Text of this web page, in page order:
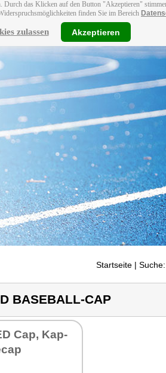
das Klicken auf den Button "Akzeptieren"
finden Sie im Bereich
zulassen Akzeptieren
Startseite | Suche:
BASEBALL-CAP
Cap, Kap­